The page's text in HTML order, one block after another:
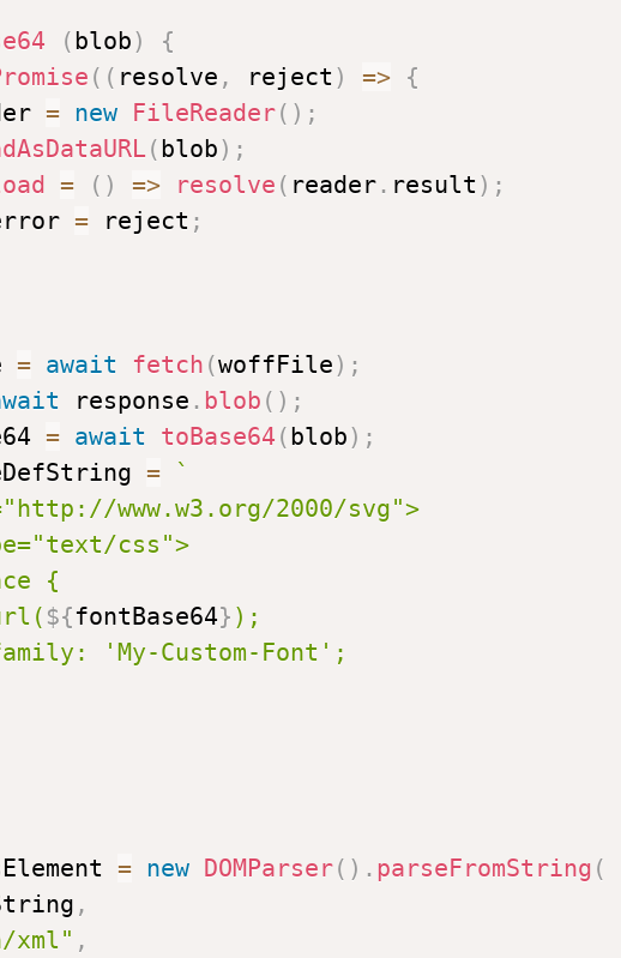
(blob)
{
( ( resolve , reject ) => {
= new FileReader( ) ;
(blob) ;
= ( ) => resolve ( reader . result ) ;
= reject ;
= await fetch (woffFile) ;
response . blob ( ) ;
= await toBase64 (blob) ;
=
`
${fontBase64}
= new DOMParser( ) . parseFromString (
,
xml" ,